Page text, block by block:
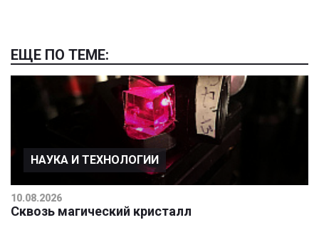
ЕЩЕ ПО ТЕМЕ:
НАУКА И ТЕХНОЛОГИИ
10.08.2026
Сквозь магический кристалл